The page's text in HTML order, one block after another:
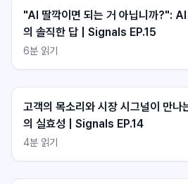
"AI 딸깍이면 되는 거 아닙니까?":
의 솔직한 답 | Signals EP.15
6분 읽기
고객의 목소리와 시장 시그널이 만
의 실효성 | Signals EP.14
4분 읽기